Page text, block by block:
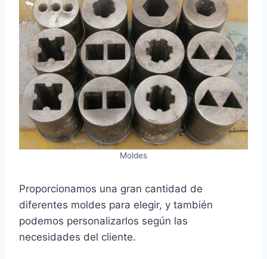
Moldes
Proporcionamos una gran cantidad de
diferentes moldes para elegir, y también
podemos personalizarlos según las
necesidades del cliente.